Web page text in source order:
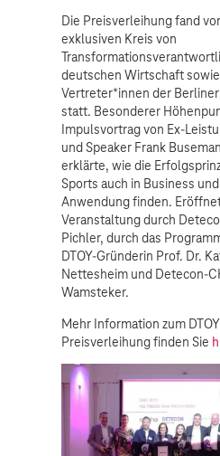
Die Preisverleihung fand
exklusiven Kreis von
deutschen Wirtschaft sowie
Vertreter*innen der
statt. Besonderer
Impulsvortrag von Ex-
und Speaker Frank
erklärte, wie die
Sports auch in Business
Anwendung finden.
Veranstaltung durch
Pichler, durch das
DTOY-Gründerin Prof. Dr.
Nettesheim und Detecon-
Wamsteker.
Mehr Information zum
Preisverleihung finden Sie